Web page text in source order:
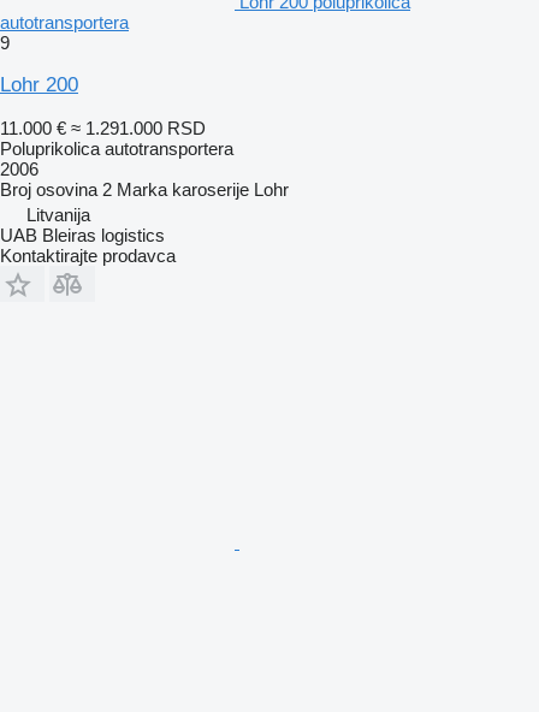
autotransportera
9
Lohr 200
11.000 € ≈ 1.291.000 RSD
Poluprikolica autotransportera
2006
Broj osovina 2 Marka karoserije Lohr
Litvanija
UAB Bleiras logistics
Kontaktirajte prodavca